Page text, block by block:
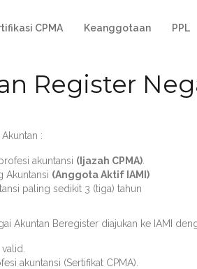
CPMA Keanggotaan PPL
Register
:
akuntansi (Ijazah CPMA)
Akuntansi (Anggota Aktif IAMI)
paling sedikit 3 (tiga) tahun
Akuntan Beregister diajukan ke IAMI
akuntansi (Sertifikat CPMA).